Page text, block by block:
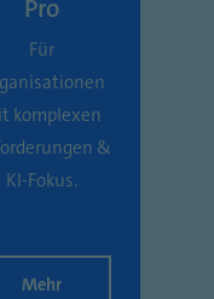
Pro
Für
komplexen
&
KI-Fokus.
Mehr